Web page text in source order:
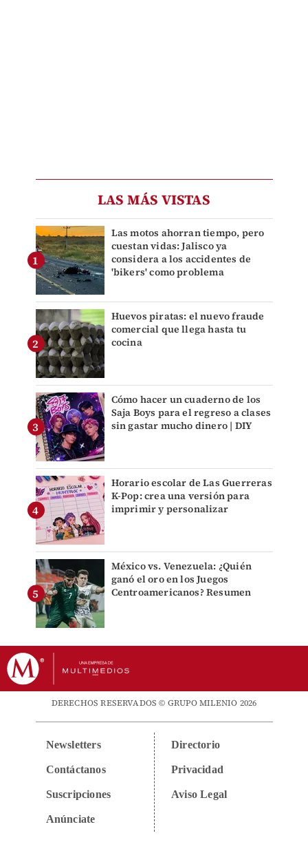
LAS MÁS VISTAS
Las motos ahorran tiempo, pero
cuestan vidas: Jalisco ya
considera a los accidentes de
'bikers' como problema
Huevos piratas: el nuevo fraude
comercial que llega hasta tu
cocina
Cómo hacer un cuaderno de los
Saja Boys para el regreso a clases
sin gastar mucho dinero | DIY
Horario escolar de Las Guerreras
K-Pop: crea una versión para
imprimir y personalizar
México vs. Venezuela: ¿Quién
ganó el oro en los Juegos
Centroamericanos? Resumen
DERECHOS RESERVADOS © GRUPO MILENIO 2026
Newsletters
Contáctanos
Suscripciones
Anúnciate
Directorio
Privacidad
Aviso Legal